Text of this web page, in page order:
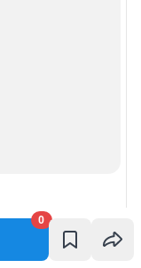
0